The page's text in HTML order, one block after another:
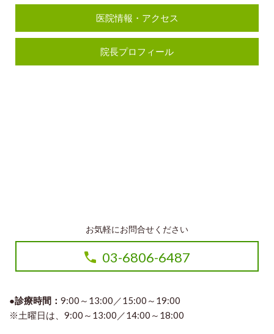
医院情報・アクセス
院長プロフィール
お気軽にお問合せください
03-6806-6487
●診療時間： 9:00～13:00／15:00～19:00
※土曜日は、9:00～13:00／14:00～18:00